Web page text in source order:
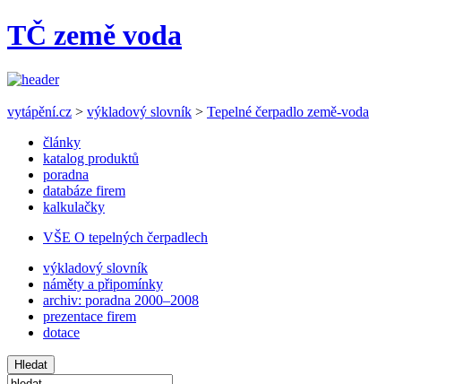
TČ země voda
vytápění.cz > výkladový slovník > Tepelné čerpadlo země-voda
články
katalog produktů
poradna
databáze firem
kalkulačky
VŠE O tepelných čerpadlech
výkladový slovník
náměty a připomínky
archiv: poradna 2000–2008
prezentace firem
dotace